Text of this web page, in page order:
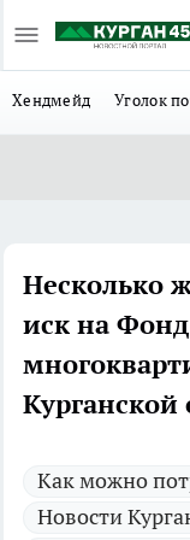
Хендмейд Уголок
Несколько
иск на
Курганской
Как можно
Новости